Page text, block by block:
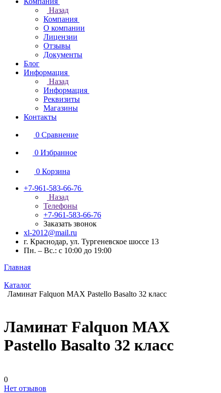
Назад
Компания
О компании
Лицензии
Отзывы
Документы
Блог
Информация
Назад
Информация
Реквизиты
Магазины
Контакты
0 Сравнение
0 Избранное
0 Корзина
+7-961-583-66-76
Назад
Телефоны
+7-961-583-66-76
Заказать звонок
xl-2012@mail.ru
г. Краснодар, ул. Тургеневское шоссе 13
Пн. – Вс.: с 10:00 до 19:00
Главная
Каталог
Ламинат Falquon MAX Pastello Basalto 32 класс
Ламинат Falquon MAX
Pastello Basalto 32 класс
0
Нет отзывов